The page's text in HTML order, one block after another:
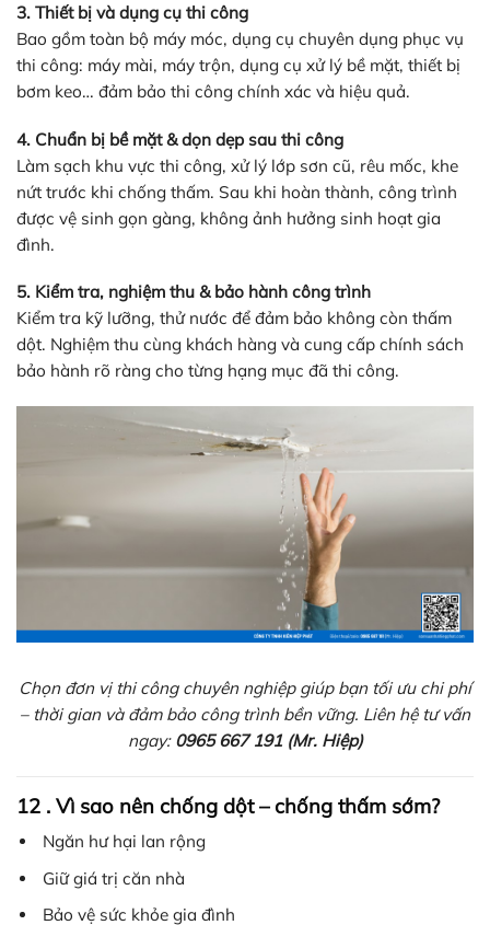
3. Thiết bị và dụng cụ thi công
Bao gồm toàn bộ máy móc, dụng cụ chuyên dụng phục vụ
thi công: máy mài, máy trộn, dụng cụ xử lý bề mặt, thiết bị
bơm keo… đảm bảo thi công chính xác và hiệu quả.
4. Chuẩn bị bề mặt & dọn dẹp sau thi công
Làm sạch khu vực thi công, xử lý lớp sơn cũ, rêu mốc, khe
nứt trước khi chống thấm. Sau khi hoàn thành, công trình
được vệ sinh gọn gàng, không ảnh hưởng sinh hoạt gia
đình.
5. Kiểm tra, nghiệm thu & bảo hành công trình
Kiểm tra kỹ lưỡng, thử nước để đảm bảo không còn thấm
dột. Nghiệm thu cùng khách hàng và cung cấp chính sách
bảo hành rõ ràng cho từng hạng mục đã thi công.
Chọn đơn vị thi công chuyên nghiệp giúp bạn tối ưu chi phí
– thời gian và đảm bảo công trình bền vững. Liên hệ tư vấn
ngay: 0965 667 191(Mr. Hiệp)
12 . Vì sao nên chống dột – chống thấm sớm?
Ngăn hư hại lan rộng
Giữ giá trị căn nhà
Bảo vệ sức khỏe gia đình